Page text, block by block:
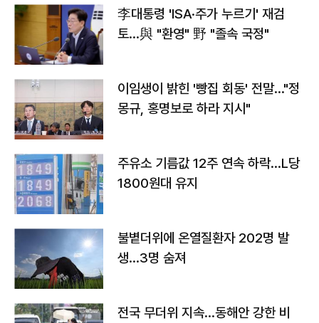
李대통령 'ISA·주가 누르기' 재검
토…與 "환영" 野 "졸속 국정"
이임생이 밝힌 '빵집 회동' 전말…"정
몽규, 홍명보로 하라 지시"
주유소 기름값 12주 연속 하락…L당
1800원대 유지
불볕더위에 온열질환자 202명 발
생…3명 숨져
전국 무더위 지속…동해안 강한 비